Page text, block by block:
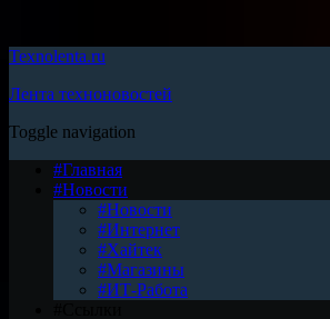
Texnolenta.ru
Лента техноновостей
Toggle navigation
#Главная
#Новости
#Новости
#Интернет
#Хайтек
#Магазины
#ИТ-Работа